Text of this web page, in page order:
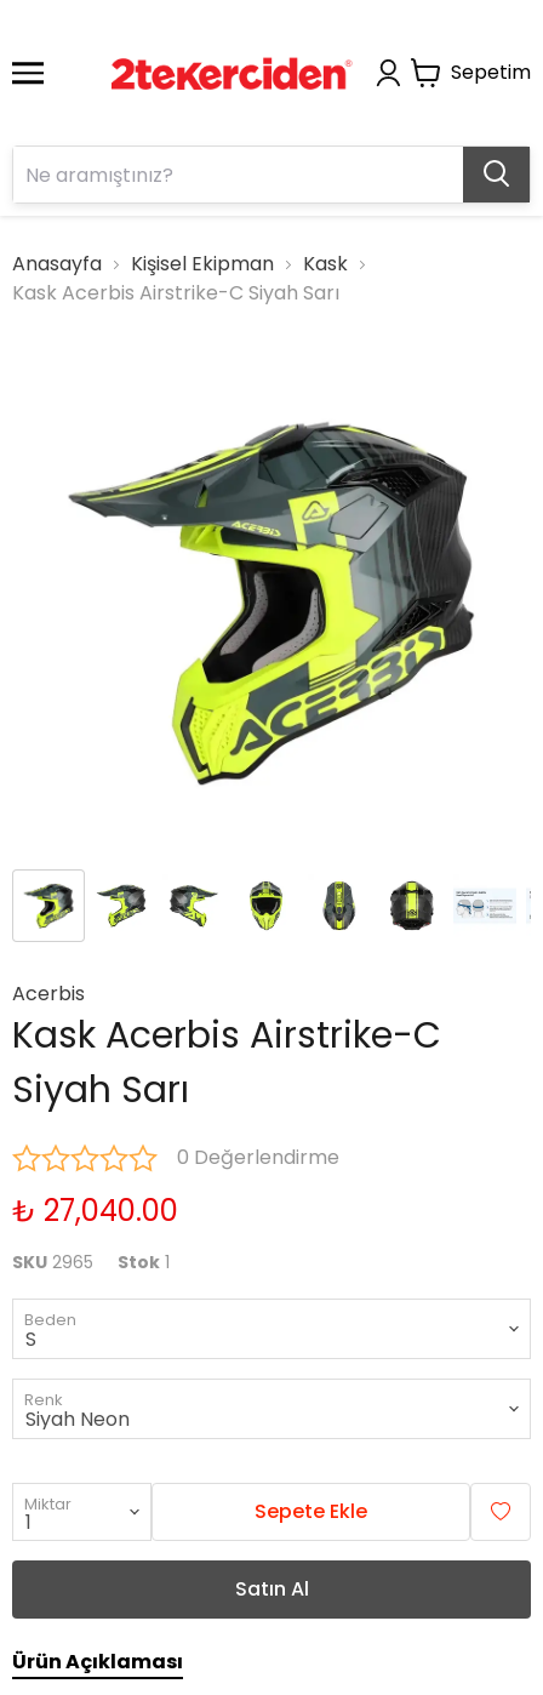
Sepetim
Anasayfa Kişisel Ekipman
Kask
Kask Acerbis Airstrike-C Siyah Sarı
Acerbis
Kask Acerbis Airstrike-C
Siyah Sarı
0 Değerlendirme
₺ 27,040.00
SKU 2965 Stok 1
Beden
Renk
Miktar Sepete Ekle
Satın Al
Ürün Açıklaması